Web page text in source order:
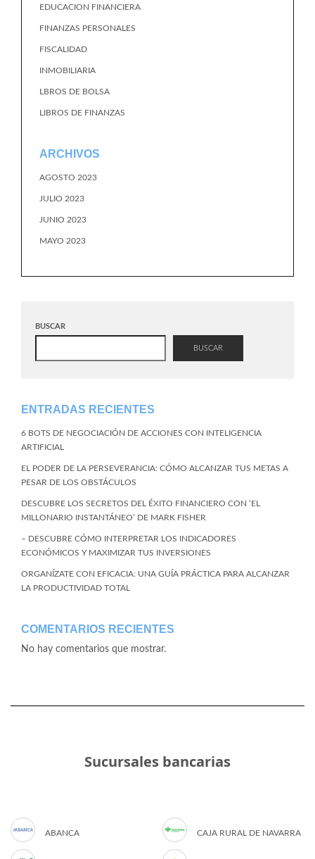
EDUCACION FINANCIERA
FINANZAS PERSONALES
FISCALIDAD
INMOBILIARIA
LBROS DE BOLSA
LIBROS DE FINANZAS
ARCHIVOS
AGOSTO 2023
JULIO 2023
JUNIO 2023
MAYO 2023
BUSCAR
BUSCAR
ENTRADAS RECIENTES
6 BOTS DE NEGOCIACIÓN DE ACCIONES CON INTELIGENCIA
ARTIFICIAL
EL PODER DE LA PERSEVERANCIA: CÓMO ALCANZAR TUS METAS A
PESAR DE LOS OBSTÁCULOS
DESCUBRE LOS SECRETOS DEL ÉXITO FINANCIERO CON ‘EL
MILLONARIO INSTANTÁNEO’ DE MARK FISHER
– DESCUBRE CÓMO INTERPRETAR LOS INDICADORES
ECONÓMICOS Y MAXIMIZAR TUS INVERSIONES
ORGANÍZATE CON EFICACIA: UNA GUÍA PRÁCTICA PARA ALCANZAR
LA PRODUCTIVIDAD TOTAL
COMENTARIOS RECIENTES
No hay comentarios que mostrar.
Sucursales bancarias
ABANCA CAJA RURAL DE NAVARRA